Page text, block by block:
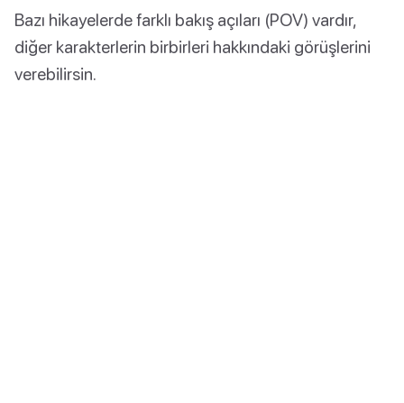
Bazı hikayelerde farklı bakış açıları (POV) vardır,
diğer karakterlerin birbirleri hakkındaki görüşlerini
verebilirsin.